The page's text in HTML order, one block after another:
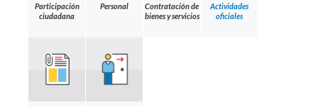
Participación
ciudadana
Personal
Contratación de
bienes y servicios
Actividades
oficiales